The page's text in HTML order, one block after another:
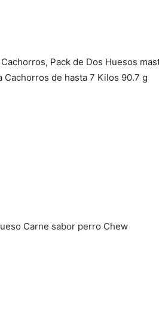
Pack de Dos Huesos
Cachorros de hasta 7 Kilos 90.7 g
Carne sabor perro Chew